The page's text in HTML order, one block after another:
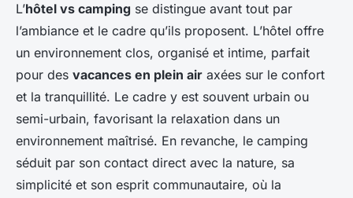
L’hôtel vs camping se distingue avant tout par
l’ambiance et le cadre qu’ils proposent. L’hôtel offre
un environnement clos, organisé et intime, parfait
pour des vacances en plein air axées sur le confort
et la tranquillité. Le cadre y est souvent urbain ou
semi-urbain, favorisant la relaxation dans un
environnement maîtrisé. En revanche, le camping
séduit par son contact direct avec la nature, sa
simplicité et son esprit communautaire, où la